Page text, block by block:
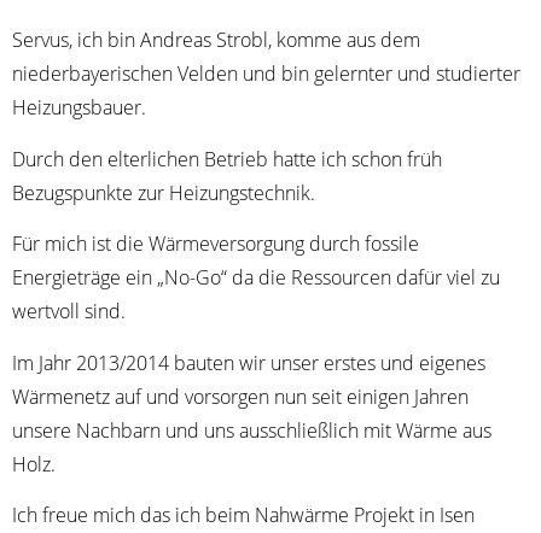
Servus, ich bin Andreas Strobl, komme aus dem
niederbayerischen Velden und bin gelernter und studierter
Heizungsbauer.
Durch den elterlichen Betrieb hatte ich schon früh
Bezugspunkte zur Heizungstechnik.
Für mich ist die Wärmeversorgung durch fossile
Energieträge ein „No-Go“ da die Ressourcen dafür viel zu
wertvoll sind.
Im Jahr 2013/2014 bauten wir unser erstes und eigenes
Wärmenetz auf und vorsorgen nun seit einigen Jahren
unsere Nachbarn und uns ausschließlich mit Wärme aus
Holz.
Ich freue mich das ich beim Nahwärme Projekt in Isen